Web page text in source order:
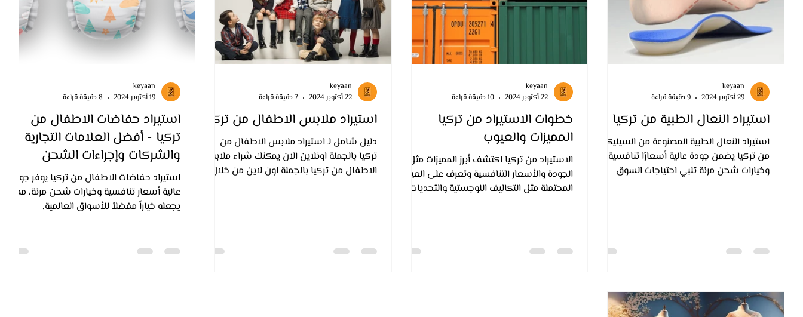
استيراد النعال الطبية من تركيا
استيراد النعال الطبية المصنوعة من السيليكون
من تركيا يضمن جودة عالية أسعارًا تنافسية
وخيارات شحن مرنة تلبي احتياجات السوق
keyaan
29 أكتوبر 2024
9 دقيقة قراءة
خطوات الاستيراد من تركيا
المميزات والعيوب
الاستيراد من تركيا اكتشف أبرز المميزات مثل
الجودة والأسعار التنافسية وتعرف على العيوب
المحتملة مثل التكاليف اللوجستية والتحديات
keyaan
22 أكتوبر 2024
10 دقيقة قراءة
استيراد ملابس الاطفال من تركيا
دليل شامل لـ استيراد ملابس الاطفال من
تركيا بالجملة اونلاين الان يمكنك شراء ملابس
الاطفال من تركيا بالجملة اون لاين من خلال
keyaan
22 أكتوبر 2024
7 دقيقة قراءة
استيراد حفاضات الاطفال من
تركيا - أفضل العلامات التجارية
والشركات وإجراءات الشحن
استيراد حفاضات الاطفال من تركيا يوفر جودة
عالية أسعار تنافسية وخيارات شحن مرنة، مما
يجعله خياراً مفضلاً للأسواق العالمية.
keyaan
19 أكتوبر 2024
8 دقيقة قراءة